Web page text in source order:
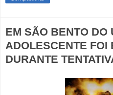
EM SÃO BENTO DO
ADOLESCENTE FOI
DURANTE